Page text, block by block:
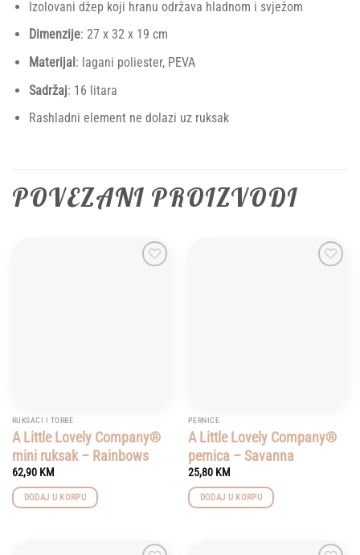
Izolovani džep koji hranu održava hladnom i svježom
Dimenzije: 27 x 32 x 19 cm
Materijal: lagani poliester, PEVA
Sadržaj: 16 litara
Rashladni element ne dolazi uz ruksak
POVEZANI PROIZVODI
RUKSACI I TORBE
A Little Lovely Company®
mini ruksak – Rainbows
62,90 KM
DODAJ U KORPU
PERNICE
A Little Lovely Company®
pernica – Savanna
25,80 KM
DODAJ U KORPU